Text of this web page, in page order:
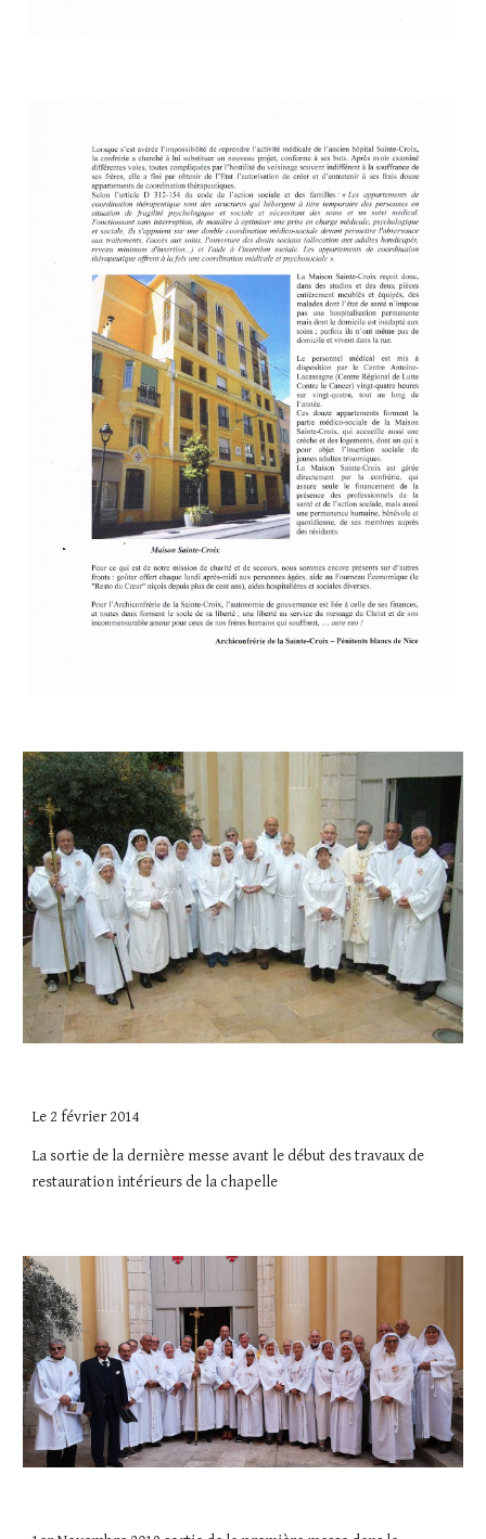
Le 2 février 2014
La sortie de la dernière messe avant le début des travaux de
restauration intérieurs de la chapelle